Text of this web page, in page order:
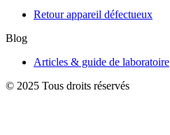
Retour appareil défectueux
Blog
Articles & guide de laboratoire
© 2025 Tous droits réservés